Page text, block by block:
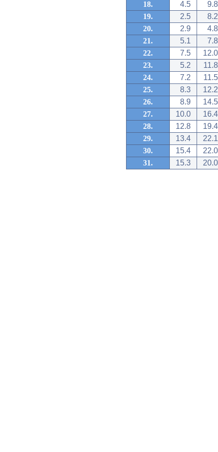
18.
4.5
9.8
19.
2.5
8.2
20.
2.9
4.8
21.
5.1
7.8
22.
7.5
12.0
23.
5.2
11.8
24.
7.2
11.5
25.
8.3
12.2
26.
8.9
14.5
27.
10.0
16.4
28.
12.8
19.4
29.
13.4
22.1
30.
15.4
22.0
31.
15.3 20.0